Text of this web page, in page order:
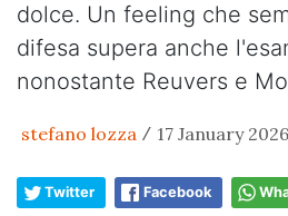
dolce. Un feeling che
difesa supera anche
nonostante Reuvers e
stefano lozza / 17 January
Twitter Facebook